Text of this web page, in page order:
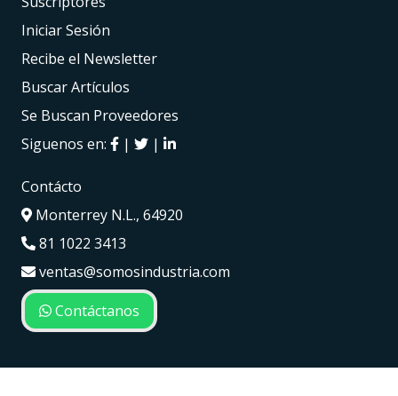
Iniciar Sesión
Recibe el Newsletter
Buscar Artículos
Se Buscan Proveedores
Siguenos en:
| |
Contácto
Monterrey N.L., 64920
81 1022 3413
ventas@somosindustria.com
Contáctanos